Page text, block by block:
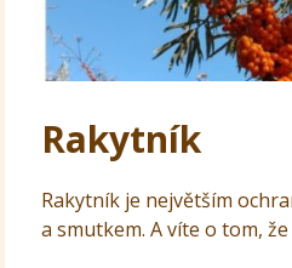
Rakytník
Rakytník je největším
a smutkem. A víte o tom,